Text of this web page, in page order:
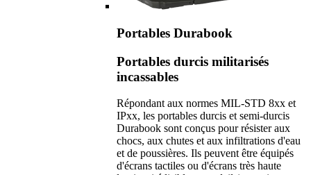
Portables Durabook
Portables durcis militarisés
incassables
Répondant aux normes MIL-STD 8xx et
IPxx, les portables durcis et semi-durcis
Durabook sont conçus pour résister aux
chocs, aux chutes et aux infiltrations d'eau
et de poussières. Ils peuvent être équipés
d'écrans tactiles ou d'écrans très haute